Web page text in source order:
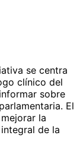
se centra
clínico del
sobre
El
la
de la